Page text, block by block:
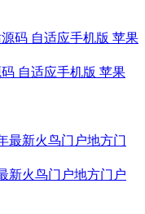
自适应手机版 苹果
新火鸟门户地方门户